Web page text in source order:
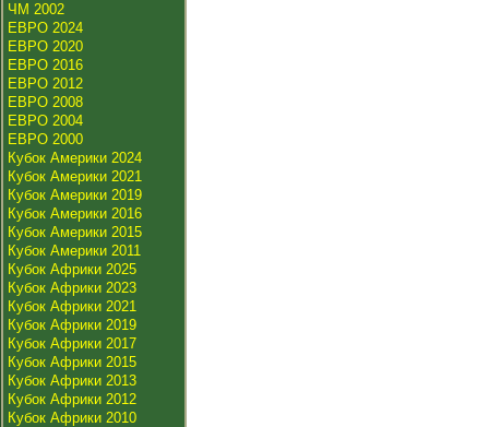
ЧМ 2002
ЕВРО 2024
ЕВРО 2020
ЕВРО 2016
ЕВРО 2012
ЕВРО 2008
ЕВРО 2004
ЕВРО 2000
Кубок Америки 2024
Кубок Америки 2021
Кубок Америки 2019
Кубок Америки 2016
Кубок Америки 2015
Кубок Америки 2011
Кубок Африки 2025
Кубок Африки 2023
Кубок Африки 2021
Кубок Африки 2019
Кубок Африки 2017
Кубок Африки 2015
Кубок Африки 2013
Кубок Африки 2012
Кубок Африки 2010